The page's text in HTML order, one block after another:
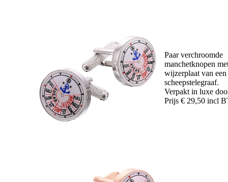
Paar verchroomde
manchetknopen
wijzerplaat van een
scheepstelegraaf.
Verpakt in luxe
Prijs € 29,50 incl